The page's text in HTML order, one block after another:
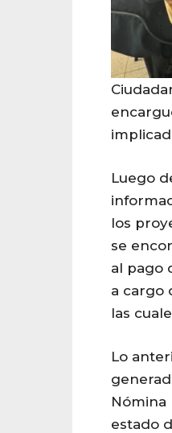
Luego
los
se
al pago
a cargo
las
Lo
Nómina
estado